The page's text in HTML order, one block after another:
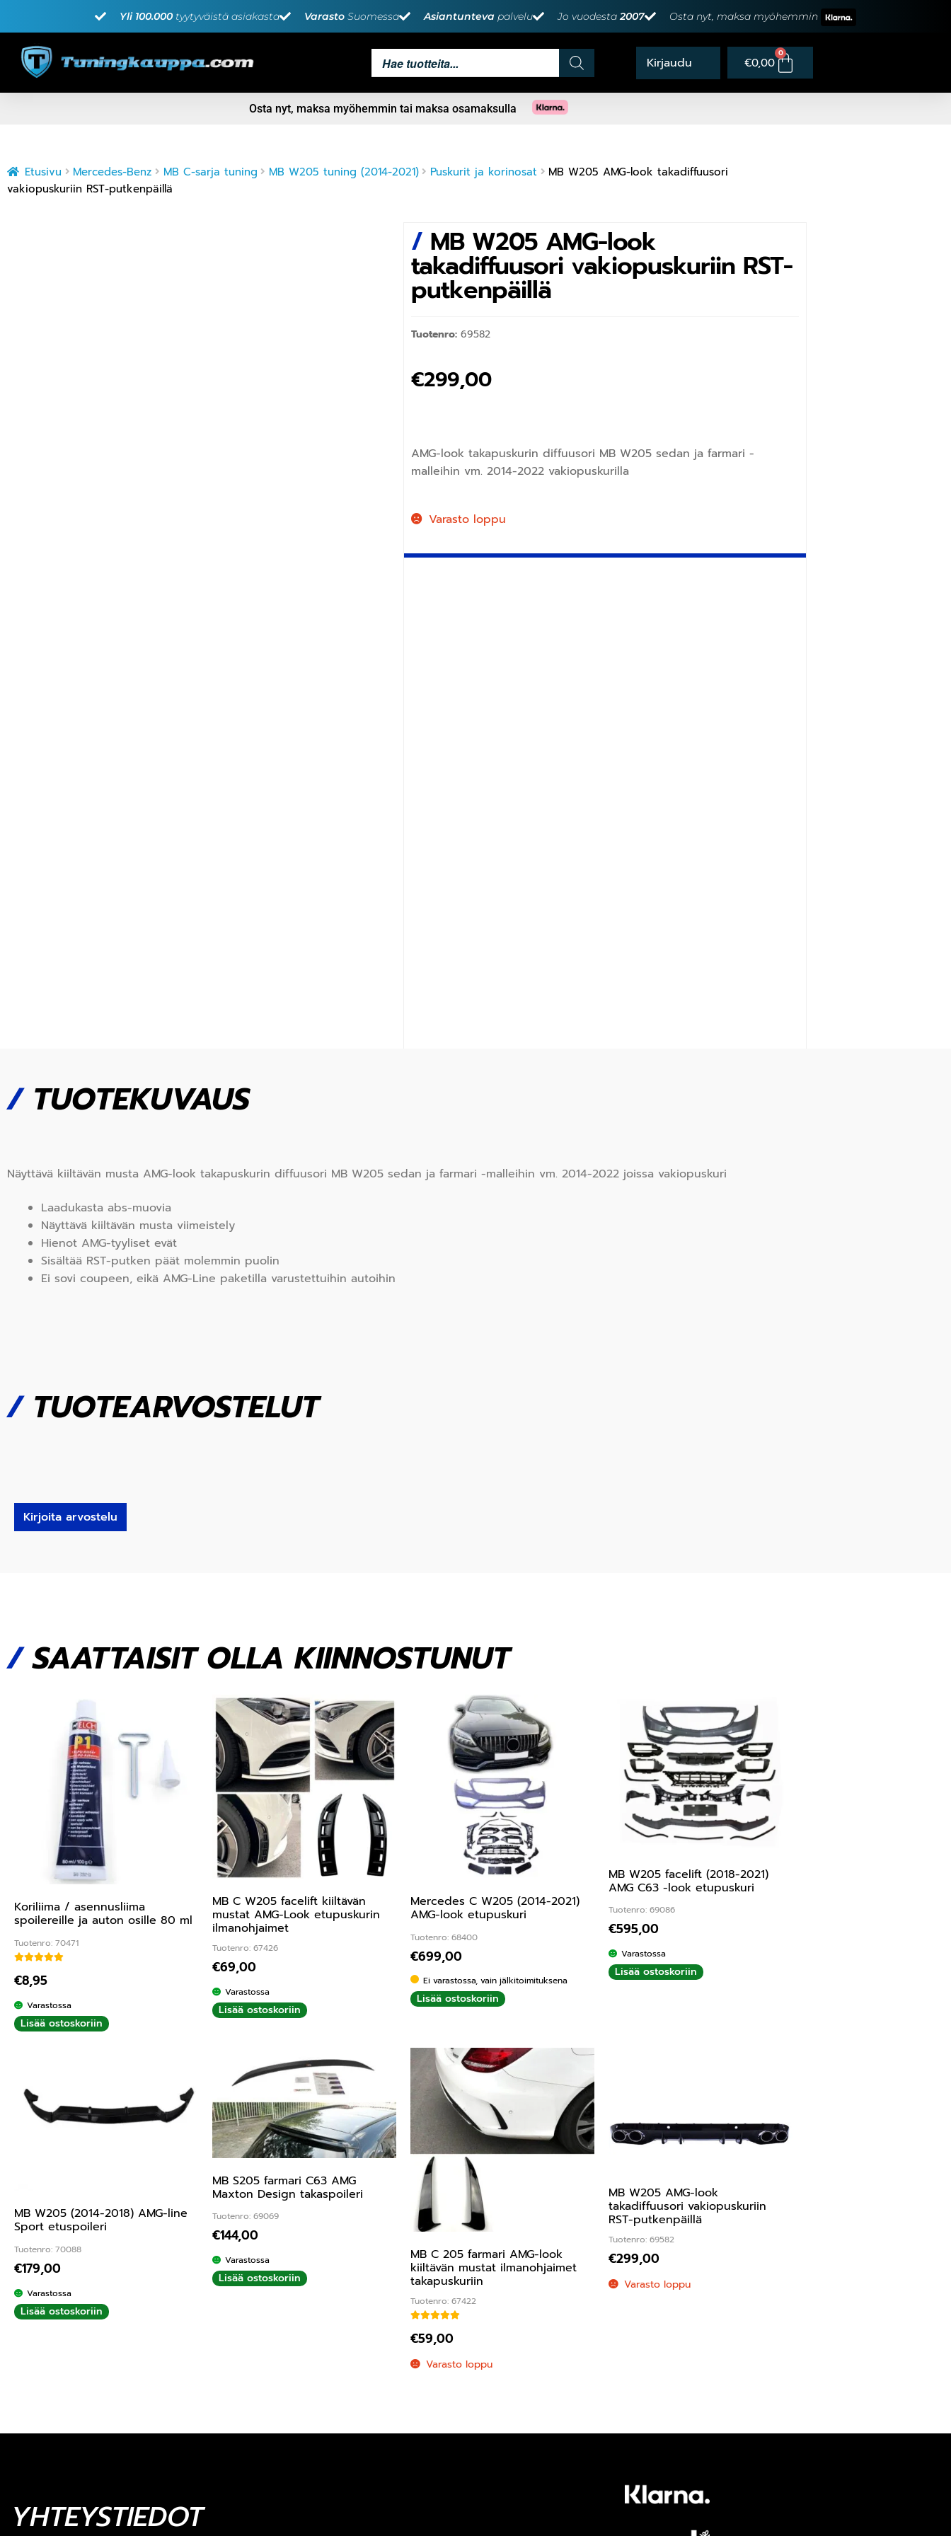
Yli 100.000 tyytyväistä asiakasta Varasto Suomessa Asiantunteva palvelu Jo vuodesta2007 Osta nyt, maksa myöhemmin
€0,00
0
Osta nyt, maksa myöhemmin tai maksa osamaksulla
Etusivu Mercedes-Benz MB C-sarja tuning MB W205 tuning (2014-2021) Puskurit ja korinosat
MB W205 AMG-look takadiffuusori
vakiopuskuriin RST-putkenpäillä
/ MB W205 AMG-look
takadiffuusori vakiopuskuriin RST-
putkenpäillä
Tuotenro: 69582
€299,00
AMG-look takapuskurin diffuusori MB W205 sedan ja farmari -
malleihin vm. 2014-2022 vakiopuskurilla
Varasto loppu
/TUOTEKUVAUS
Näyttävä kiiltävän musta AMG-look takapuskurin diffuusori MB W205 sedan ja farmari -malleihin vm. 2014-2022 joissa vakiopuskuri
Laadukasta abs-muovia
Näyttävä kiiltävän musta viimeistely
Hienot AMG-tyyliset evät
Sisältää RST-putken päät molemmin puolin
Ei sovi coupeen, eikä AMG-Line paketilla varustettuihin autoihin
/TUOTEARVOSTELUT
Kirjoita arvostelu
/SAATTAISIT OLLA KIINNOSTUNUT
Koriliima / asennusliima
spoilereille ja auton osille 80 ml
Tuotenro: 70471
€8,95
Varastossa
Lisää ostoskoriin
MB C W205 facelift kiiltävän
mustat AMG-Look etupuskurin
ilmanohjaimet
Tuotenro: 67426
€69,00
Varastossa
Lisää ostoskoriin
Mercedes C W205 (2014-2021)
AMG-look etupuskuri
Tuotenro: 68400
€699,00
Ei varastossa, vain jälkitoimituksena
Lisää ostoskoriin
MB W205 facelift (2018-2021)
AMG C63 -look etupuskuri
Tuotenro: 69086
€595,00
Varastossa
Lisää ostoskoriin
MB W205 (2014-2018) AMG-line
Sport etuspoileri
Tuotenro: 70088
€179,00
Varastossa
Lisää ostoskoriin
MB S205 farmari C63 AMG
Maxton Design takaspoileri
Tuotenro: 69069
€144,00
Varastossa
Lisää ostoskoriin
MB C 205 farmari AMG-look
kiiltävän mustat ilmanohjaimet
takapuskuriin
Tuotenro: 67422
€59,00
Varasto loppu
MB W205 AMG-look
takadiffuusori vakiopuskuriin
RST-putkenpäillä
Tuotenro: 69582
€299,00
Varasto loppu
YHTEYSTIEDOT